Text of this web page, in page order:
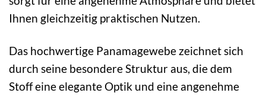
Ihnen gleichzeitig praktischen Nutzen.
Das hochwertige Panamagewebe zeichnet sich
durch seine besondere Struktur aus, die dem
Stoff eine elegante Optik und eine angenehme